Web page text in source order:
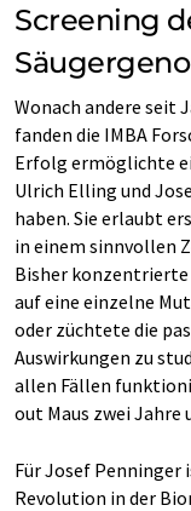
Screening
Wonach andere seit
fanden die IMBA
Erfolg ermöglichte
Ulrich Elling und
haben. Sie erlaubt
in einem sinnvollen
Bisher konzentrierte
auf eine einzelne
oder züchtete die
Auswirkungen zu
allen Fällen
out Maus zwei Jahre
Für Josef Penninger
Revolution in der